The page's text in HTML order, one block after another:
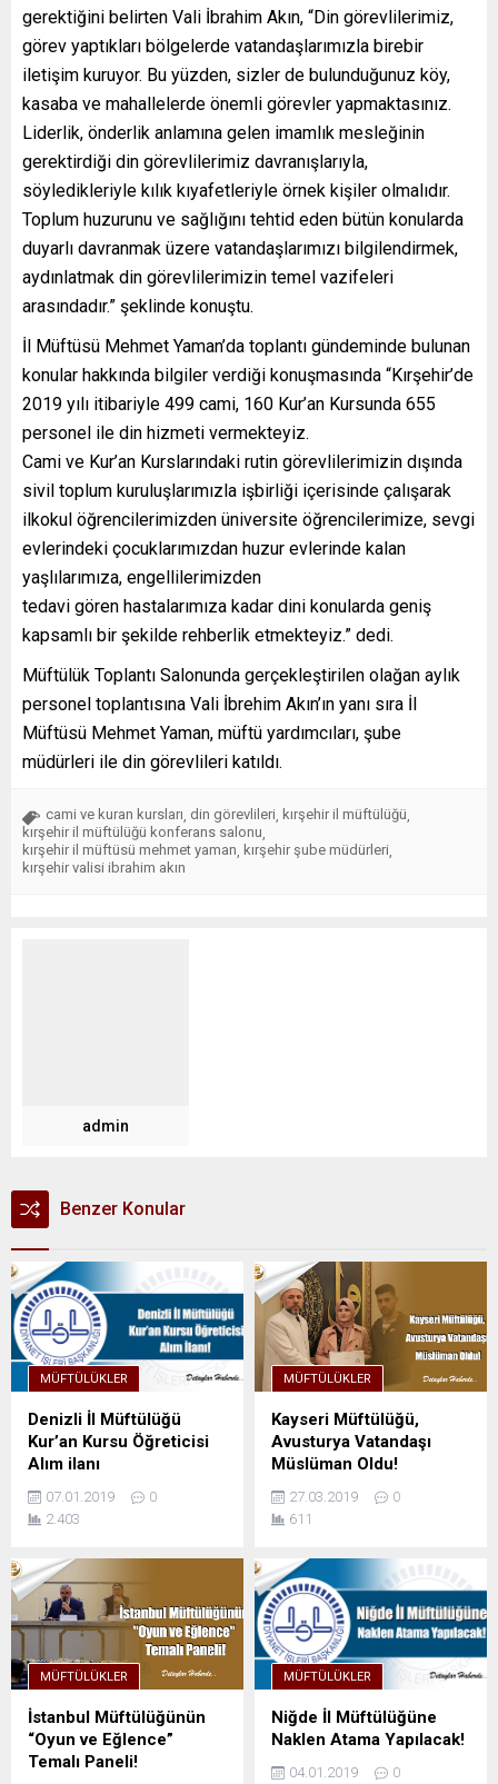
gerektiğini belirten Vali İbrahim Akın, “Din görevlilerimiz,
görev yaptıkları bölgelerde vatandaşlarımızla birebir
iletişim kuruyor. Bu yüzden, sizler de bulunduğunuz köy,
kasaba ve mahallelerde önemli görevler yapmaktasınız.
Liderlik, önderlik anlamına gelen imamlık mesleğinin
gerektirdiği din görevlilerimiz davranışlarıyla,
söyledikleriyle kılık kıyafetleriyle örnek kişiler olmalıdır.
Toplum huzurunu ve sağlığını tehtid eden bütün konularda
duyarlı davranmak üzere vatandaşlarımızı bilgilendirmek,
aydınlatmak din görevlilerimizin temel vazifeleri
arasındadır.” şeklinde konuştu.
İl Müftüsü Mehmet Yaman’da toplantı gündeminde bulunan
konular hakkında bilgiler verdiği konuşmasında “Kırşehir’de
2019 yılı itibariyle 499 cami, 160 Kur’an Kursunda 655
personel ile din hizmeti vermekteyiz.
Cami ve Kur’an Kurslarındaki rutin görevlilerimizin dışında
sivil toplum kuruluşlarımızla işbirliği içerisinde çalışarak
ilkokul öğrencilerimizden üniversite öğrencilerimize, sevgi
evlerindeki çocuklarımızdan huzur evlerinde kalan
yaşlılarımıza, engellilerimizden
tedavi gören hastalarımıza kadar dini konularda geniş
kapsamlı bir şekilde rehberlik etmekteyiz.” dedi.
Müftülük Toplantı Salonunda gerçekleştirilen olağan aylık
personel toplantısına Vali İbrehim Akın’ın yanı sıra İl
Müftüsü Mehmet Yaman, müftü yardımcıları, şube
müdürleri ile din görevlileri katıldı.
cami ve kuran kursları din görevlileri kırşehir il müftülüğü
kırşehir il müftülüğü konferans salonu
kırşehir il müftüsü mehmet yaman kırşehir şube müdürleri
kırşehir valisi ibrahim akın
admin
Benzer Konular
MÜFTÜLÜKLER
Denizli İl Müftülüğü
Kur’an Kursu Öğreticisi
Alım ilanı
07.01.2019
0
2.403
MÜFTÜLÜKLER
Kayseri Müftülüğü,
Avusturya Vatandaşı
Müslüman Oldu!
27.03.2019
0
611
MÜFTÜLÜKLER
İstanbul Müftülüğünün
“Oyun ve Eğlence”
Temalı Paneli!
MÜFTÜLÜKLER
Niğde İl Müftülüğüne
Naklen Atama Yapılacak!
04.01.2019 0